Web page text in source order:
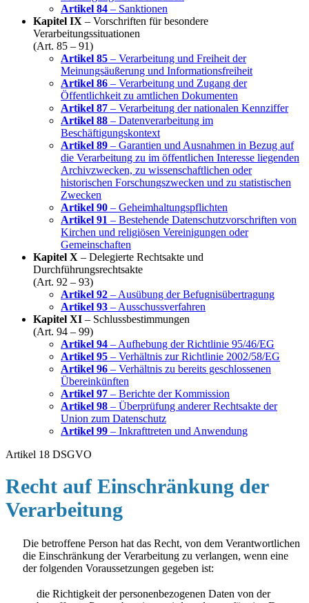
Artikel 84 – Sanktionen
Kapitel IX – Vorschriften für besondere
Verarbeitungssituationen
(Art. 85 – 91)
Artikel 85 – Verarbeitung und Freiheit der
Meinungsäußerung und Informationsfreiheit
Artikel 86 – Verarbeitung und Zugang der
Öffentlichkeit zu amtlichen Dokumenten
Artikel 87 – Verarbeitung der nationalen Kennziffer
Artikel 88 – Datenverarbeitung im
Beschäftigungskontext
Artikel 89 – Garantien und Ausnahmen in Bezug auf
die Verarbeitung zu im öffentlichen Interesse liegenden
Archivzwecken, zu wissenschaftlichen oder
historischen Forschungszwecken und zu statistischen
Zwecken
Artikel 90 – Geheimhaltungspflichten
Artikel 91 – Bestehende Datenschutzvorschriften von
Kirchen und religiösen Vereinigungen oder
Gemeinschaften
Kapitel X – Delegierte Rechtsakte und
Durchführungsrechtsakte
(Art. 92 – 93)
Artikel 92 – Ausübung der Befugnisübertragung
Artikel 93 – Ausschussverfahren
Kapitel XI – Schlussbestimmungen
(Art. 94 – 99)
Artikel 94 – Aufhebung der Richtlinie 95/46/EG
Artikel 95 – Verhältnis zur Richtlinie 2002/58/EG
Artikel 96 – Verhältnis zu bereits geschlossenen
Übereinkünften
Artikel 97 – Berichte der Kommission
Artikel 98 – Überprüfung anderer Rechtsakte der
Union zum Datenschutz
Artikel 99 – Inkrafttreten und Anwendung
Artikel 18 DSGVO
Recht auf Einschränkung der
Verarbeitung
Die betroffene Person hat das Recht, von dem Verantwortlichen
die Einschränkung der Verarbeitung zu verlangen, wenn eine
der folgenden Voraussetzungen gegeben ist:
die Richtigkeit der personenbezogenen Daten von der